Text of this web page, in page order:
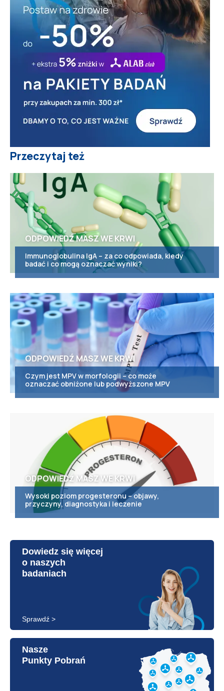
Przeczytaj też
ODPOWIEDŹ MASZ WE KRWI
Immunoglobulina IgA – za co odpowiada, kiedy
badać i co mogą oznaczać wyniki?
ODPOWIEDŹ MASZ WE KRWI
Czym jest MPV w morfologii – co może
oznaczać obniżone lub podwyższone MPV
ODPOWIEDŹ MASZ WE KRWI
Wysoki poziom progesteronu – objawy,
przyczyny, diagnostyka i leczenie
Dowiedz się więcej
o naszych
badaniach
Sprawdź >
Nasze
Punkty Pobrań